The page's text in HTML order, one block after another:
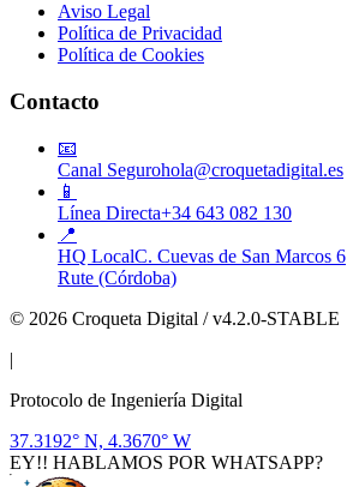
Aviso Legal
Política de Privacidad
Política de Cookies
Contacto
📧
Canal Segurohola@croquetadigital.es
📱
Línea Directa+34 643 082 130
📍
HQ LocalC. Cuevas de San Marcos 6
Rute (Córdoba)
© 2026 Croqueta Digital / v4.2.0-STABLE
|
Protocolo de Ingeniería Digital
37.3192° N, 4.3670° W
EY!! HABLAMOS POR WHATSAPP?